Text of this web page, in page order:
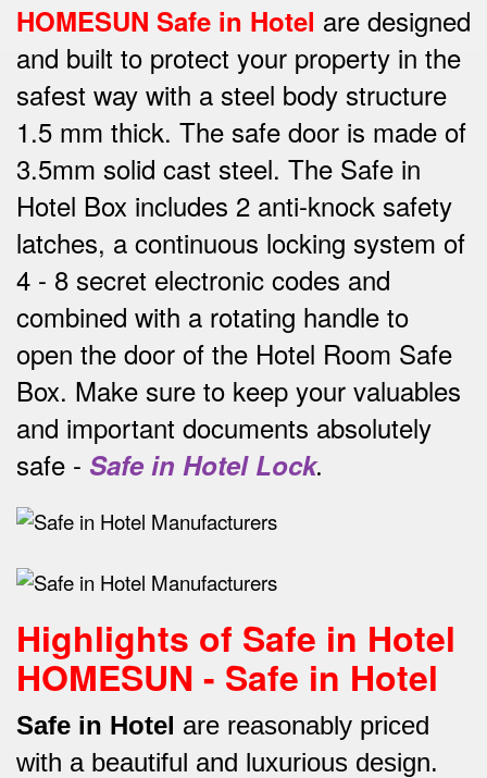
HOMESUN Safe in Hotel are designed
and built to protect your property in the
safest way with a steel body structure
1.5 mm thick. The safe door is made of
3.5mm solid cast steel. The Safe in
Hotel Box includes 2 anti-knock safety
latches, a continuous locking system of
4 - 8 secret electronic codes and
combined with a rotating handle to
open the door of the Hotel Room Safe
Box. Make sure to keep your valuables
and important documents absolutely
safe - Safe in Hotel Lock.
Highlights of Safe in Hotel
HOMESUN - Safe in Hotel
Safe in Hotel are reasonably priced
with a beautiful and luxurious design.